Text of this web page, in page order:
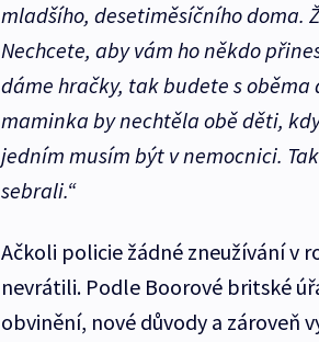
mladšího, desetiměsíčního doma.
Nechcete, aby vám ho někdo
dáme hračky, tak budete s
maminka by nechtěla obě děti,
jedním musím být v nemocnici.
sebrali.“
Ačkoli policie žádné zneužívání v
nevrátili. Podle Boorové britské
obvinění, nové důvody a zároveň